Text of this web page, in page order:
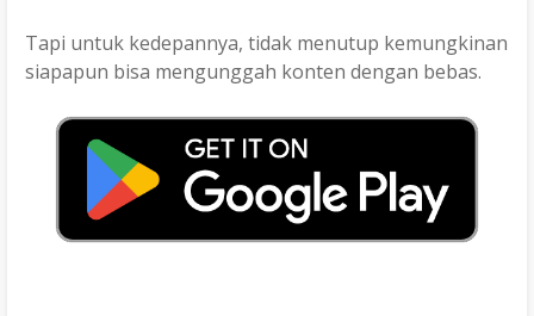
Tapi untuk kedepannya, tidak menutup kemungkinan
siapapun bisa mengunggah konten dengan bebas.